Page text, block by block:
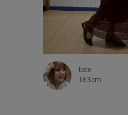
tate
163cm